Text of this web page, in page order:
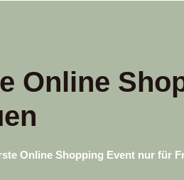
Online
Online Shopping Event nur für